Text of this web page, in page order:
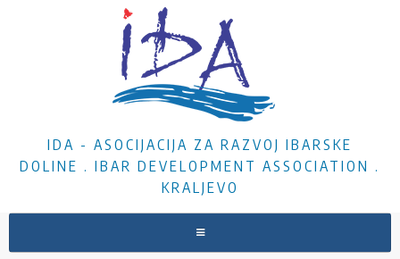
IDA - ASOCIJACIJA ZA RAZVOJ IBARSKE
DOLINE . IBAR DEVELOPMENT ASSOCIATION .
KRALJEVO